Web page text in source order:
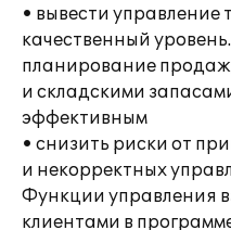
• вывести управление
качественный
планирование
и складскими
эффективным
• снизить риски от
и некорректных
Функции управления
клиентами в